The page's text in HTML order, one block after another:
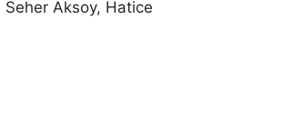
Aksoy, Hatice